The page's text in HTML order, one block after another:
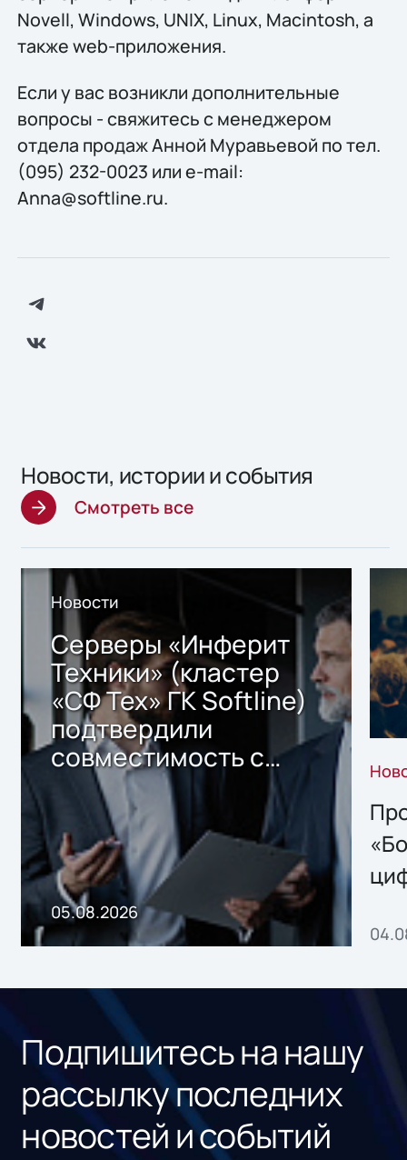
Novell, Windows, UNIX, Linux, Macintosh, а
также web-приложения.
Если у вас возникли дополнительные
вопросы - свяжитесь с менеджером
отдела продаж Анной Муравьевой по тел.
(095) 232-0023 или e-mail:
Anna@softline.ru.
Новости, истории и события
Смотреть все
Новости
Серверы «Инферит
Техники» (кластер
«СФ Тех» ГК Softline)
подтвердили
совместимость с
решением Sharx
Storage 2.x для
хранения данных
05.08.2026
Подпишитесь на нашу
рассылку последних
новостей и событий